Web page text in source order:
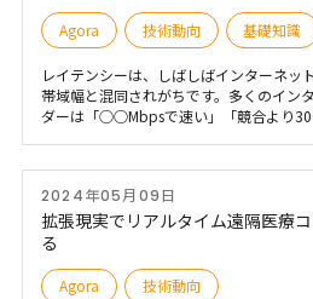
に問題を完全に理解できるようにします
Agora 技術動向 基礎知識
レイテンシーは、しばしばインターネッ
帯域幅と混同されがちです。多くのイン
ダーは「○○Mbpsで速い」「競合より30
最初のデータが届くまでの時間（目的地
です。道路がどれだけ広くても、目的地
遅いのと同じで、レイテンシは実効的な
リック後の応答）を支える一方で、しば
主な原因、かんたんな測定方法、そして
2024年05月09日
拡張現実でリアルタイム遠隔医療
る
Agora 技術動向